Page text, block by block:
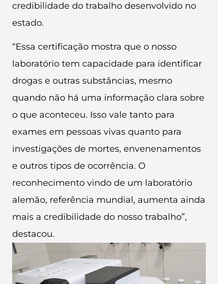
credibilidade do trabalho desenvolvido no
estado.
“Essa certificação mostra que o nosso
laboratório tem capacidade para identificar
drogas e outras substâncias, mesmo
quando não há uma informação clara sobre
o que aconteceu. Isso vale tanto para
exames em pessoas vivas quanto para
investigações de mortes, envenenamentos
e outros tipos de ocorrência. O
reconhecimento vindo de um laboratório
alemão, referência mundial, aumenta ainda
mais a credibilidade do nosso trabalho”,
destacou.